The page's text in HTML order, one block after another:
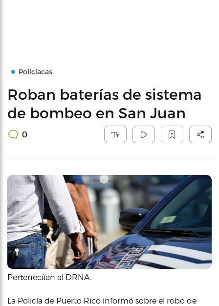
Policíacas
Roban baterías de sistema
de bombeo en San Juan
0
Pertenecíían al DRNA.
La Policía de Puerto Rico informó sobre el robo de